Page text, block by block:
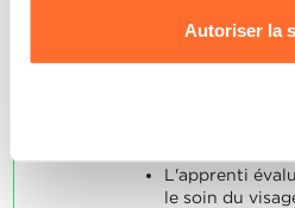
données personnelles, vous
Charte d’usage des cookieset
Autoriser la
L'apprenti
le soin du